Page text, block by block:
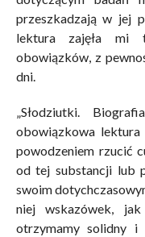
przeszkadzają w jej
lektura zajęła mi
obowiązków, z
dni.
„Słodziutki.
obowiązkowa
powodzeniem rzucić
od tej substancji lub
swoim
niej wskazówek,
otrzymamy solidny i